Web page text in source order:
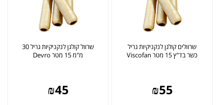
שרוולים קולגן לנקניקיות גריל
כשר בד"ץ 15 מטר Viscofan
₪55
שרוול קולגן לנקניקיות גריל 30
מ"מ 15 מטר Devro
₪45